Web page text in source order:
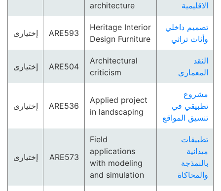
الاقليمية
architecture
تصميم داخلي
وأثاث تراثي
Heritage Interior
Design Furniture
ARE593 إختيارى
النقد
المعماري
Architectural
criticism
ARE504 إختيارى
مشروع
تطبيقي في
تنسيق المواقع
Applied project
in landscaping
ARE536 إختيارى
تطبيقات
ميدانية
بالنمذجة
والمحاكاة
Field
applications
with modeling
and simulation
ARE573 إختيارى